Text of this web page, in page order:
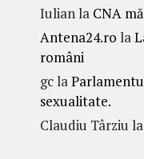
Iulianla CNA
Antena24.ro la
români
gcla
sexualitate.
Claudiu Târziu la